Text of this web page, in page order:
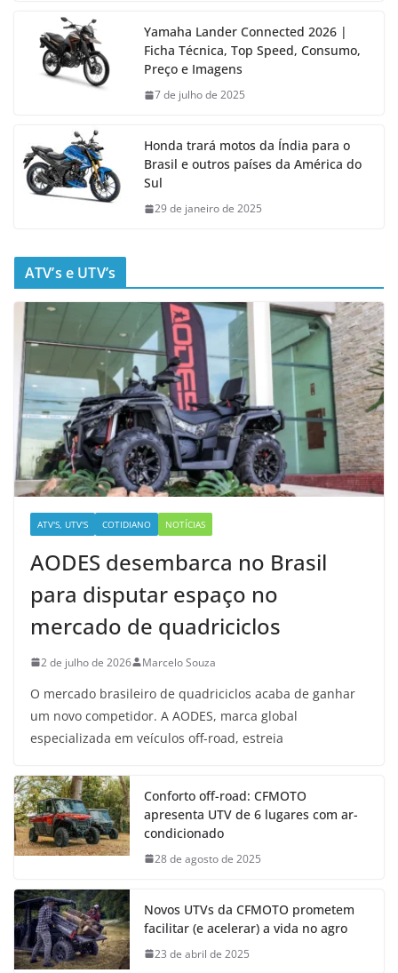
Yamaha Lander Connected 2026 |
Ficha Técnica, Top Speed, Consumo,
Preço e Imagens
7 de julho de 2025
Honda trará motos da Índia para o
Brasil e outros países da América do
Sul
29 de janeiro de 2025
ATV’s e UTV’s
ATV'S, UTV'S COTIDIANO NOTÍCIAS
AODES desembarca no Brasil
para disputar espaço no
mercado de quadriciclos
2 de julho de 2026 Marcelo Souza
O mercado brasileiro de quadriciclos acaba de ganhar
um novo competidor. A AODES, marca global
especializada em veículos off-road, estreia
Conforto off-road: CFMOTO
apresenta UTV de 6 lugares com ar-
condicionado
28 de agosto de 2025
Novos UTVs da CFMOTO prometem
facilitar (e acelerar) a vida no agro
23 de abril de 2025